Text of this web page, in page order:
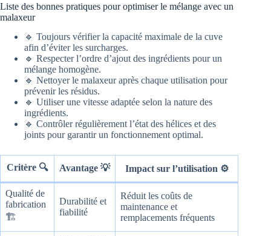
Liste des bonnes pratiques pour optimiser le mélange avec un
malaxeur
🔹 Toujours vérifier la capacité maximale de la cuve
afin d’éviter les surcharges.
🔹 Respecter l’ordre d’ajout des ingrédients pour un
mélange homogène.
🔹 Nettoyer le malaxeur après chaque utilisation pour
prévenir les résidus.
🔹 Utiliser une vitesse adaptée selon la nature des
ingrédients.
🔹 Contrôler régulièrement l’état des hélices et des
joints pour garantir un fonctionnement optimal.
Critère 🔍 Avantage 💡 Impact sur l’utilisation ⚙️
Qualité de
fabrication
🏗️
Durabilité et
fiabilité
Réduit les coûts de
maintenance et
remplacements fréquents